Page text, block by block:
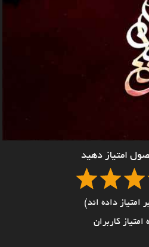
امتیاز دهید
کاربران